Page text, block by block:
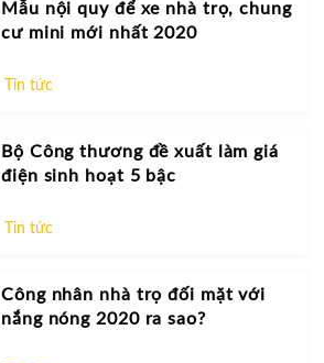
Mẫu nội quy để xe nhà trọ, chung
cư mini mới nhất 2020
Tin tức
Bộ Công thương đề xuất làm giá
điện sinh hoạt 5 bậc
Tin tức
Công nhân nhà trọ đối mặt với
nắng nóng 2020 ra sao?